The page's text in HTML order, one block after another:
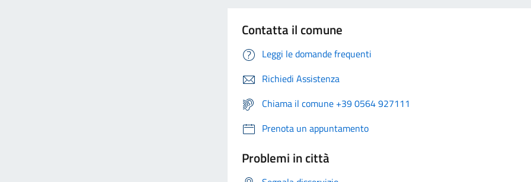
Contatta il comune
Leggi le domande frequenti
Richiedi Assistenza
Chiama il comune +39 0564 927111
Prenota un appuntamento
Problemi in città